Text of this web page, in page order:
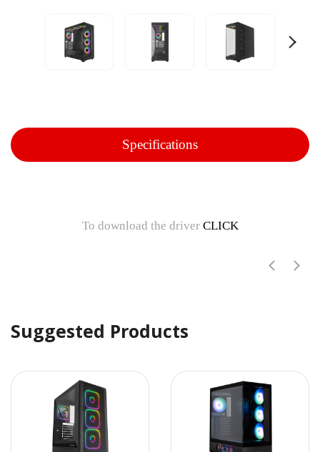
Specifications
To download the driver CLICK
Suggested Products